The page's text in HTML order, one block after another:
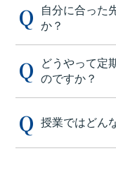
自分に合った
か？
どうやって定
のですか？
授業ではどん